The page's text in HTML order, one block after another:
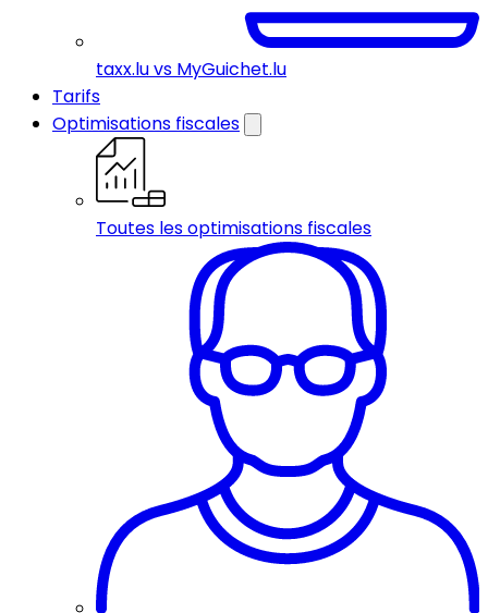
taxx.lu vs MyGuichet.lu
Tarifs
Optimisations fiscales
Toutes les optimisations fiscales